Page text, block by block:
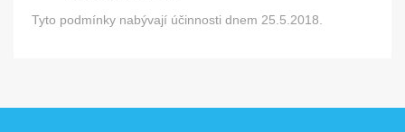
Tyto podmínky nabývají účinnosti dnem 25.5.2018.